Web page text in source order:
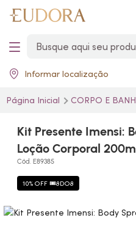
Informar localização
Página Inicial CORPO E
Kit Presente Imensi:
Loção Corporal
Cód. E89385
10% OFF 🎟️8DO8